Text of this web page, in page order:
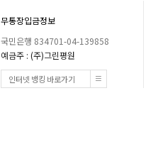
무통장입금정보
국민은행 834701-04-139858
예금주 : (주)그린평원
인터넷 뱅킹 바로가기